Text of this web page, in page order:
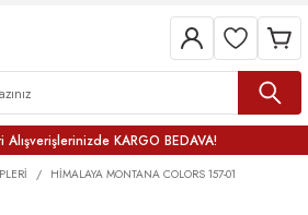
KARGO BEDAVA!
HİMALAYA MONTANA COLORS 157-01